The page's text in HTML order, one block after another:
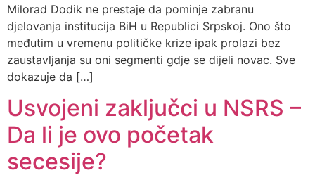
Milorad Dodik ne prestaje da pominje zabranu
djelovanja institucija BiH u Republici Srpskoj. Ono što
međutim u vremenu političke krize ipak prolazi bez
zaustavljanja su oni segmenti gdje se dijeli novac. Sve
dokazuje da […]
Usvojeni zaključci u NSRS –
Da li je ovo početak
secesije?